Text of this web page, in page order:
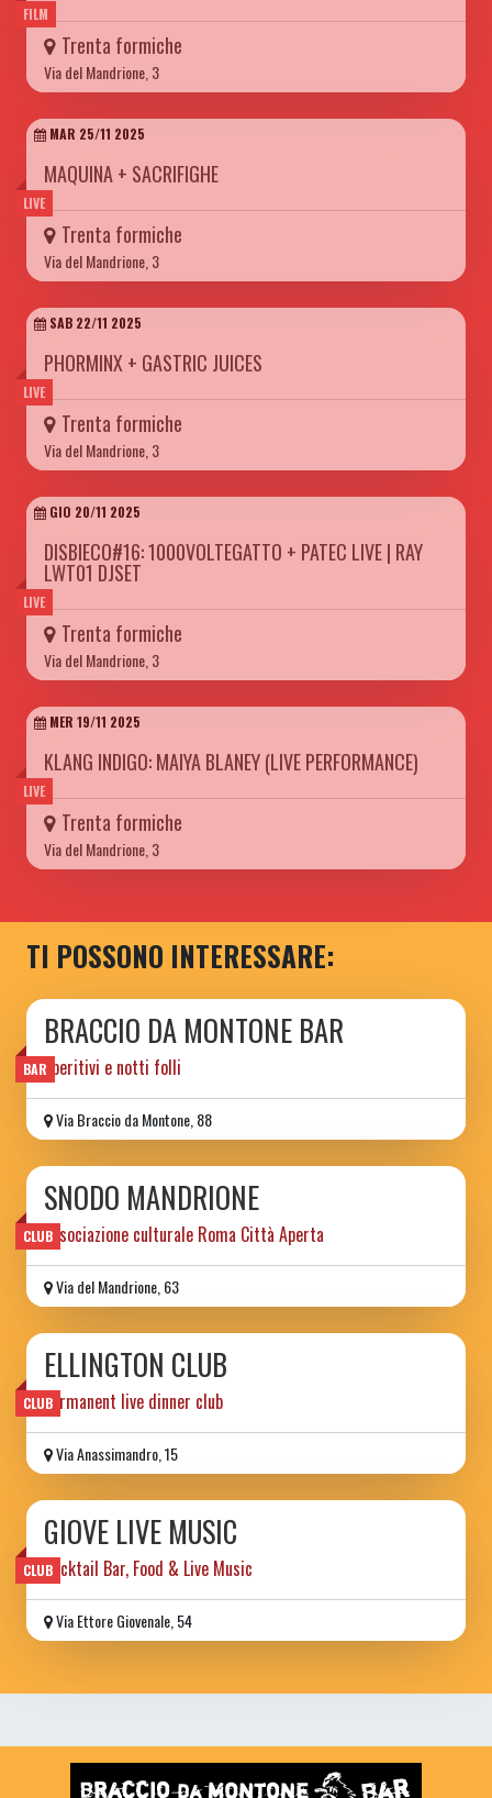
FILM
Trenta formiche
Via del Mandrione, 3
LIVE
MAR 25/11 2025
MAQUINA + SACRIFIGHE
Trenta formiche
Via del Mandrione, 3
LIVE
SAB 22/11 2025
PHORMINX + GASTRIC JUICES
Trenta formiche
Via del Mandrione, 3
LIVE
GIO 20/11 2025
DISBIECO#16: 1000VOLTEGATTO + PATEC LIVE | RAY
LWT01 DJSET
Trenta formiche
Via del Mandrione, 3
LIVE
MER 19/11 2025
KLANG INDIGO: MAIYA BLANEY (LIVE PERFORMANCE)
Trenta formiche
Via del Mandrione, 3
TI POSSONO INTERESSARE:
BAR
BRACCIO DA MONTONE BAR
aperitivi e notti folli
Via Braccio da Montone, 88
CLUB
SNODO MANDRIONE
associazione culturale Roma Città Aperta
Via del Mandrione, 63
CLUB
ELLINGTON CLUB
permanent live dinner club
Via Anassimandro, 15
CLUB
GIOVE LIVE MUSIC
Cocktail Bar, Food & Live Music
Via Ettore Giovenale, 54